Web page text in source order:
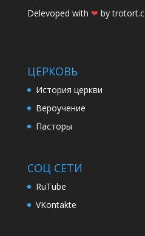
Delevoped with ❤ by
ЦЕРКОВЬ
История церкви
Вероучение
Пасторы
СОЦ СЕТИ
RuTube
VKontakte